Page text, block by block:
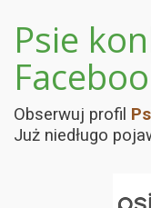
Psie
Obserwuj profil
Już niedługo